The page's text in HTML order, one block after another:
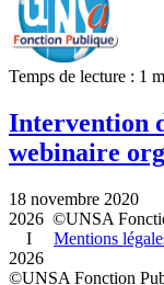
Temps de lecture : 1
Intervention
webinaire
18 novembre 2020
2026 ©UNSA
I Mentions
2026
©UNSA Fonction